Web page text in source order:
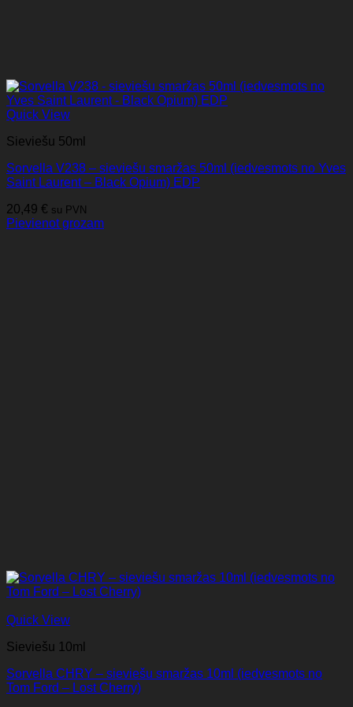
Quick View
Sieviešu 50ml
Sorvella V238 – sieviešu smaržas 50ml (iedvesmots no Yves
Saint Laurent – Black Opium) EDP
20,49 € su PVN
Pievienot grozam
Quick View
Sieviešu 10ml
Sorvella CHRY – sieviešu smaržas 10ml (iedvesmots no
Tom Ford – Lost Cherry)